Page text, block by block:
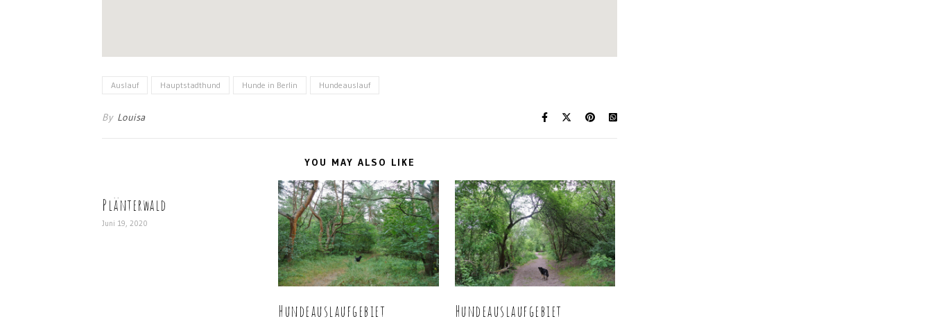
Auslauf Hauptstadthund Hunde in Berlin Hundeauslauf
By Louisa
YOU MAY ALSO LIKE
Plänterwald
Juni 19, 2020
Hundeauslaufgebiet
Hundeauslaufgebiet